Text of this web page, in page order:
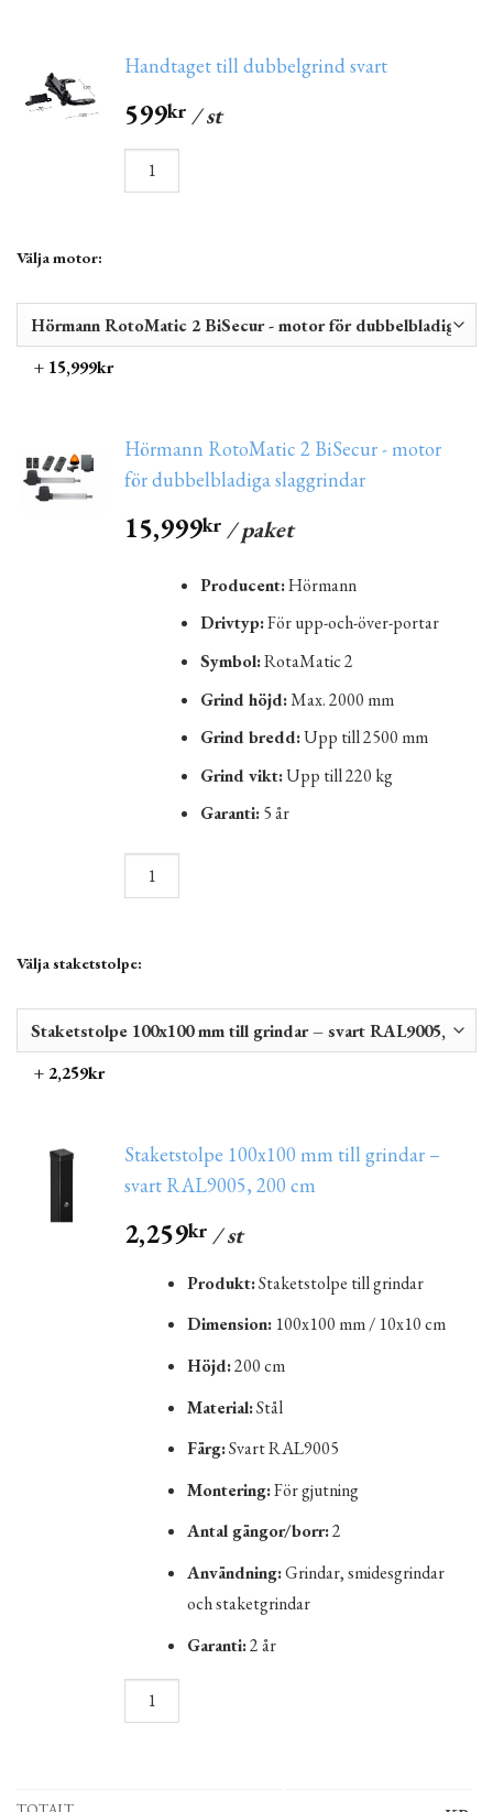
Handtaget till dubbelgrind svart
599kr / st
Välja motor:
+ 15,999kr
Hörmann RotoMatic 2 BiSecur - motor
för dubbelbladiga slaggrindar
15,999kr / paket
Producent:Hörmann
Drivtyp:För upp-och-över-portar
Symbol:RotaMatic 2
Grind höjd:Max. 2000 mm
Grind bredd:Upp till 2500 mm
Grind vikt:Upp till 220 kg
Garanti:5 år
Välja staketstolpe:
+ 2,259kr
Staketstolpe 100x100 mm till grindar –
svart RAL9005, 200 cm
2,259kr / st
Produkt:Staketstolpe till grindar
Dimension: 100x100 mm / 10x10 cm
Höjd:200 cm
Material:Stål
Färg:Svart RAL9005
Montering:För gjutning
Antal gängor/borr:2
Användning:Grindar, smidesgrindar
och staketgrindar
Garanti:2 år